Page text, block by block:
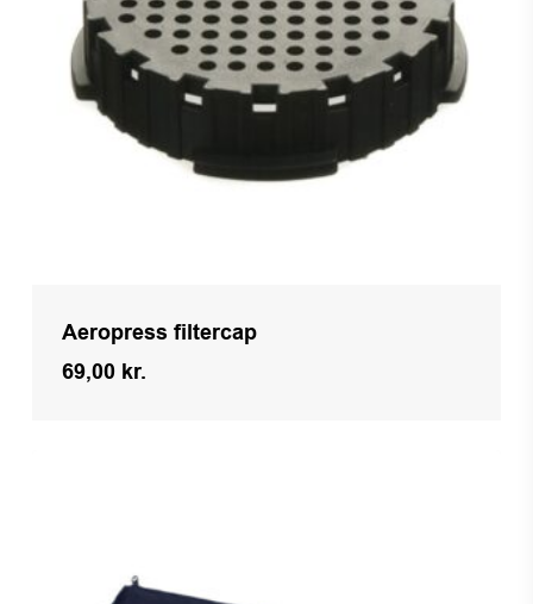
Aeropress filtercap
69,00 kr.